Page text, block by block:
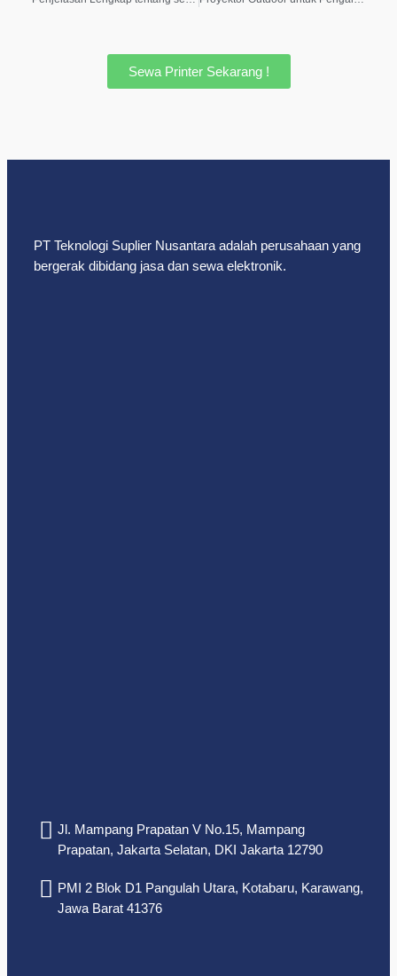
Sewa Printer Sekarang !
PT Teknologi Suplier Nusantara adalah perusahaan yang
bergerak dibidang jasa dan sewa elektronik.
Jl. Mampang Prapatan V No.15, Mampang
Prapatan, Jakarta Selatan, DKI Jakarta 12790
PMI 2 Blok D1 Pangulah Utara, Kotabaru, Karawang,
Jawa Barat 41376